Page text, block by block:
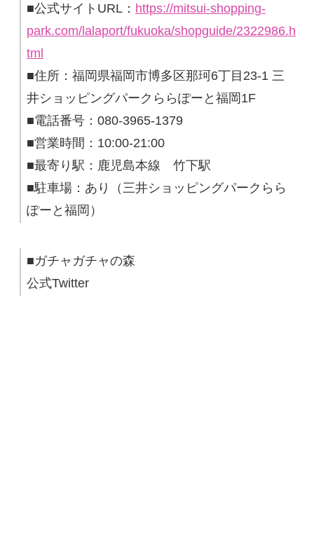
■公式サイトURL： https://mitsui-shopping-
park.com/lalaport/fukuoka/shopguide/2322986.h
tml
■住所：福岡県福岡市博多区那珂6丁目23-1 三
井ショッピングパークららぽーと福岡1F
■電話番号：080-3965-1379
■営業時間：10:00-21:00
■最寄り駅：鹿児島本線 竹下駅
■駐車場：あり（三井ショッピングパークらら
ぽーと福岡）
■ガチャガチャの森
公式Twitter